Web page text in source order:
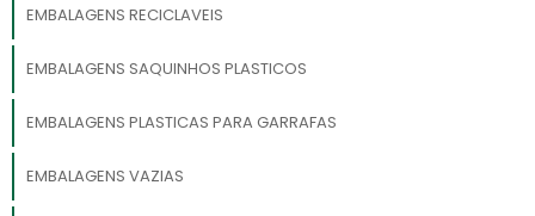
EMBALAGENS RECICLAVEIS
EMBALAGENS SAQUINHOS PLASTICOS
EMBALAGENS PLASTICAS PARA GARRAFAS
EMBALAGENS VAZIAS